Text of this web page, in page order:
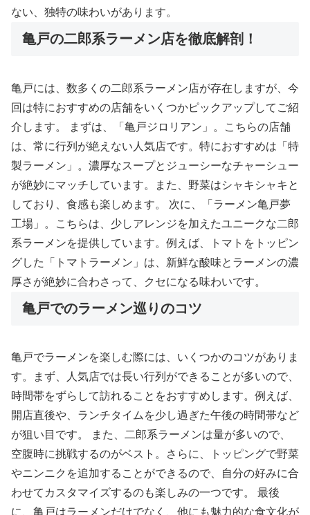
ない、独特の味わいがあります。
亀戸の二郎系ラーメン店を徹底解剖！
亀戸には、数多くの二郎系ラーメン店が存在しますが、今
回は特におすすめの店舗をいくつかピックアップしてご紹
介します。 まずは、「亀戸ジロリアン」。こちらの店舗
は、常に行列が絶えない人気店です。特におすすめは「特
製ラーメン」。濃厚なスープとジューシーなチャーシュー
が絶妙にマッチしています。また、野菜はシャキシャキと
しており、食感も楽しめます。 次に、「ラーメン亀戸夢
工場」。こちらは、少しアレンジを加えたユニークな二郎
系ラーメンを提供しています。例えば、トマトをトッピン
グした「トマトラーメン」は、新鮮な酸味とラーメンの濃
厚さが絶妙に合わさって、クセになる味わいです。
亀戸でのラーメン巡りのコツ
亀戸でラーメンを楽しむ際には、いくつかのコツがありま
す。まず、人気店では長い行列ができることが多いので、
時間帯をずらして訪れることをおすすめします。例えば、
開店直後や、ランチタイムを少し過ぎた午後の時間帯など
が狙い目です。 また、二郎系ラーメンは量が多いので、
空腹時に挑戦するのがベスト。さらに、トッピングで野菜
やニンニクを追加することができるので、自分の好みに合
わせてカスタマイズするのも楽しみの一つです。 最後
に、亀戸はラーメンだけでなく、他にも魅力的な食文化が